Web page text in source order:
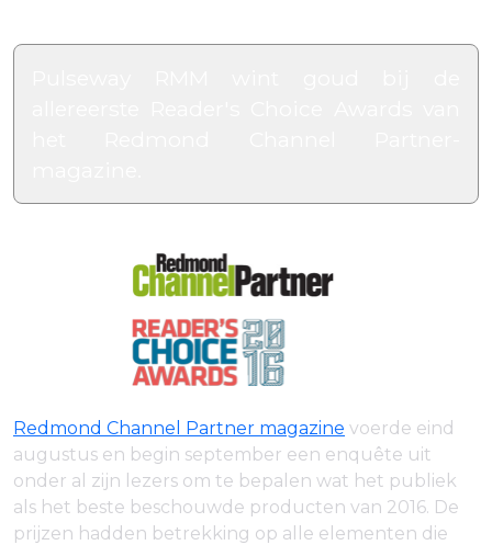
Redmond Channel Partner magazine voerde eind
augustus en begin september een enquête uit
onder al zijn lezers om te bepalen wat het publiek
als het beste beschouwde producten van 2016. De
prijzen hadden betrekking op alle elementen die